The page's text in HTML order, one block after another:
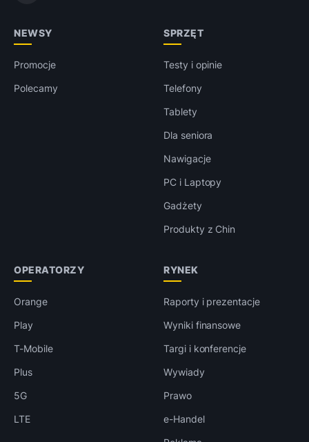
NEWSY
Promocje
Polecamy
SPRZĘT
Testy i opinie
Telefony
Tablety
Dla seniora
Nawigacje
PC i Laptopy
Gadżety
Produkty z Chin
OPERATORZY
Orange
Play
T-Mobile
Plus
5G
LTE
RYNEK
Raporty i prezentacje
Wyniki finansowe
Targi i konferencje
Wywiady
Prawo
e-Handel